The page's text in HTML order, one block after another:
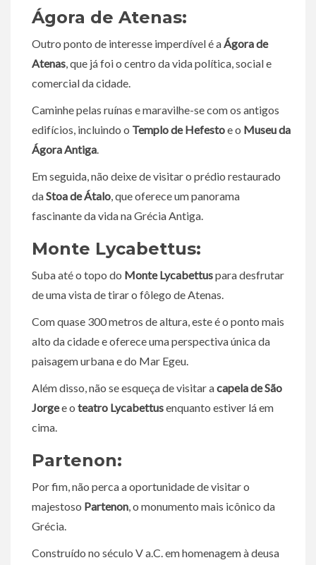
Ágora de Atenas:
Outro ponto de interesse imperdível é aÁgora de
Atenas, que já foi o centro da vida política, social e
comercial da cidade.
Caminhe pelas ruínas e maravilhe-se com os antigos
edifícios, incluindo o Templo de Hefestoe o Museu da
Ágora Antiga.
Em seguida, não deixe de visitar o prédio restaurado
daStoa de Átalo, que oferece um panorama
fascinante da vida na Grécia Antiga.
Monte Lycabettus:
Suba até o topo do Monte Lycabettuspara desfrutar
de uma vista de tirar o fôlego de Atenas.
Com quase 300 metros de altura, este é o ponto mais
alto da cidade e oferece uma perspectiva única da
paisagem urbana e do Mar Egeu.
Além disso, não se esqueça de visitar acapela de São
Jorgee o teatro Lycabettusenquanto estiver lá em
cima.
Partenon:
Por fim, não perca a oportunidade de visitar o
majestoso Partenon, o monumento mais icônico da
Grécia.
Construído no século V a.C. em homenagem à deusa